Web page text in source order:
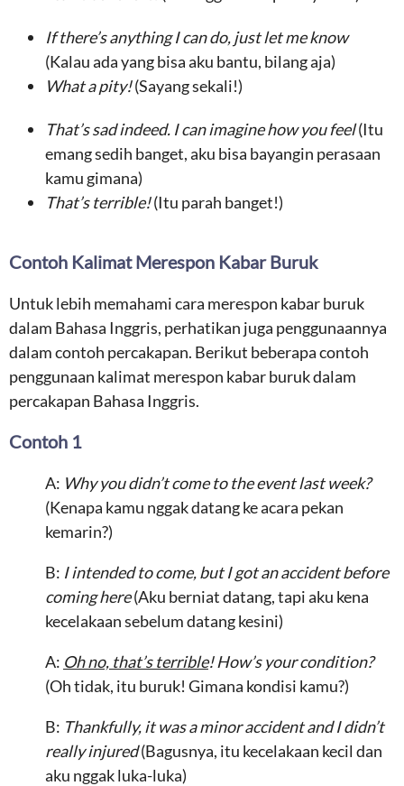
If there’s anything I can do, just let me know
(Kalau ada yang bisa aku bantu, bilang aja)
What a pity!(Sayang sekali!)
That’s sad indeed. I can imagine how you feel(Itu
emang sedih banget, aku bisa bayangin perasaan
kamu gimana)
That’s terrible!(Itu parah banget!)
Contoh Kalimat Merespon Kabar Buruk
Untuk lebih memahami cara merespon kabar buruk
dalam Bahasa Inggris, perhatikan juga penggunaannya
dalam contoh percakapan. Berikut beberapa contoh
penggunaan kalimat merespon kabar buruk dalam
percakapan Bahasa Inggris.
Contoh 1
A: Why you didn’t come to the event last week?
(Kenapa kamu nggak datang ke acara pekan
kemarin?)
B: I intended to come, but I got an accident before
coming here(Aku berniat datang, tapi aku kena
kecelakaan sebelum datang kesini)
A: Oh no, that’s terrible! How’s your condition?
(Oh tidak, itu buruk! Gimana kondisi kamu?)
B: Thankfully, it was a minor accident and I didn’t
really injured(Bagusnya, itu kecelakaan kecil dan
aku nggak luka-luka)